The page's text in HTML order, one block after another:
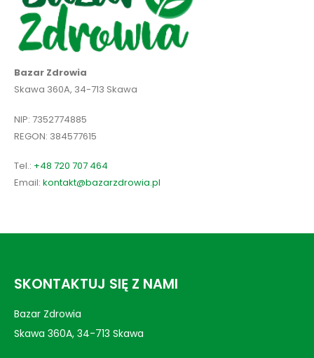
Bazar Zdrowia
Skawa 360A, 34-713 Skawa
NIP: 7352774885
REGON: 384577615
Tel.: +48 720 707 464
Email: kontakt@bazarzdrowia.pl
SKONTAKTUJ SIĘ Z NAMI
Bazar Zdrowia
Skawa 360A, 34-713 Skawa